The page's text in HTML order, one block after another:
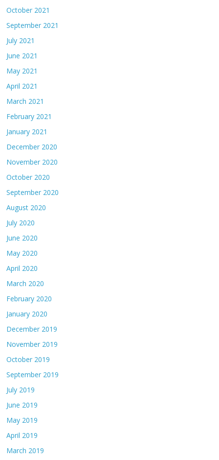
October 2021
September 2021
July 2021
June 2021
May 2021
April 2021
March 2021
February 2021
January 2021
December 2020
November 2020
October 2020
September 2020
August 2020
July 2020
June 2020
May 2020
April 2020
March 2020
February 2020
January 2020
December 2019
November 2019
October 2019
September 2019
July 2019
June 2019
May 2019
April 2019
March 2019